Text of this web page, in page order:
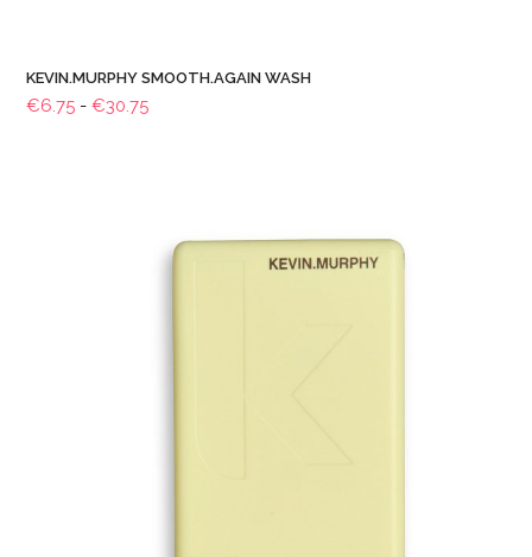
KEVIN.MURPHY SMOOTH.AGAIN WASH
€6.75 - €30.75Prijsklasse: